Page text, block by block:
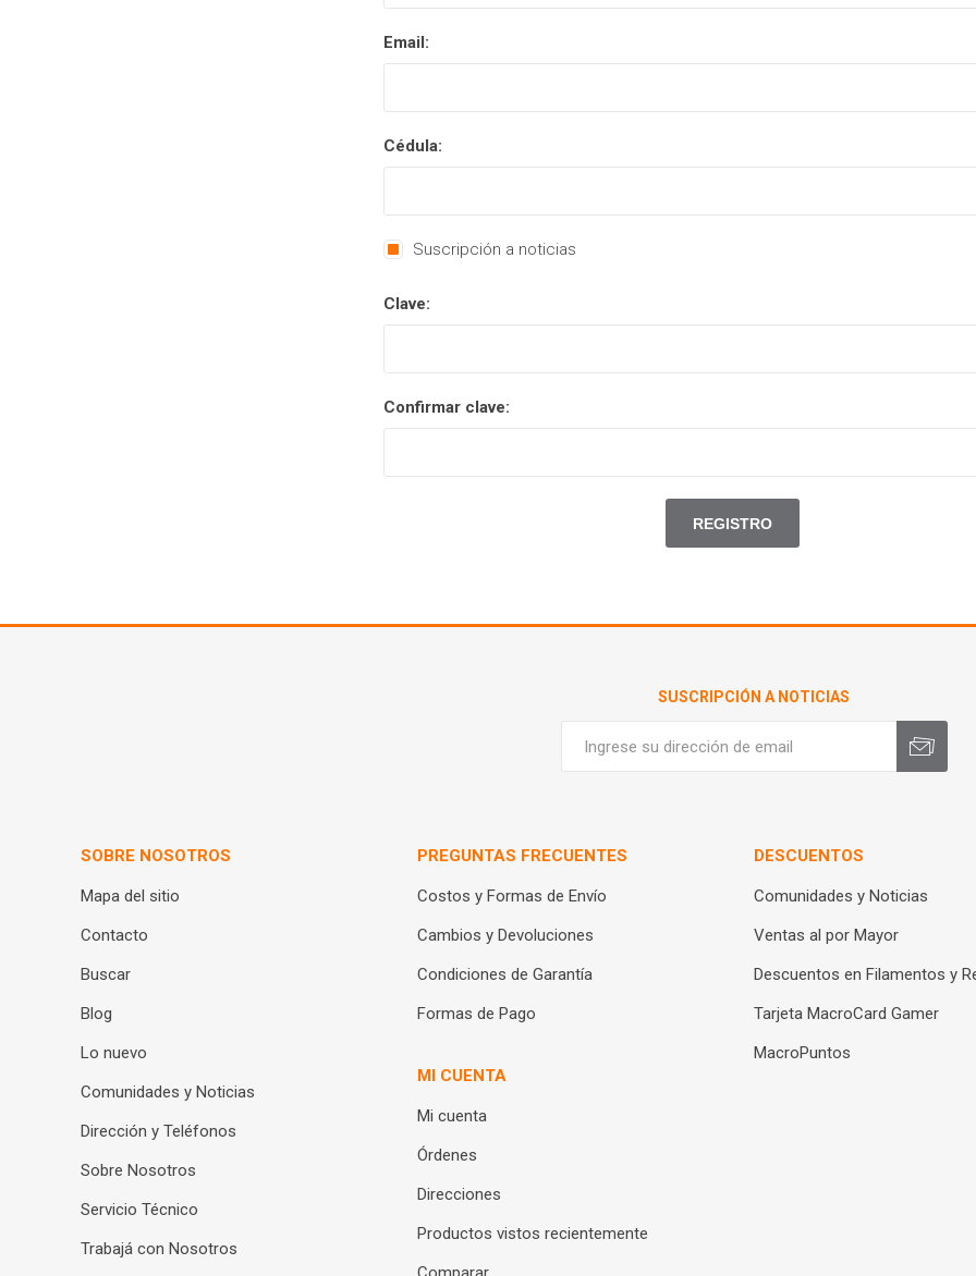
Email:
Cédula:
Suscripción a noticias
Clave:
Confirmar clave:
SUSCRIPCIÓN A NOTICIAS
SOBRE NOSOTROS
Mapa del sitio
Contacto
Buscar
Blog
Lo nuevo
Comunidades y Noticias
Dirección y Teléfonos
Sobre Nosotros
Servicio Técnico
Trabajá con Nosotros
PREGUNTAS FRECUENTES
Costos y Formas de Envío
Cambios y Devoluciones
Condiciones de Garantía
Formas de Pago
MI CUENTA
Mi cuenta
Órdenes
Direcciones
Productos vistos recientemente
DESCUENTOS
Comunidades y Noticias
Ventas al por Mayor
Descuentos en Filamentos y
Tarjeta MacroCard Gamer
MacroPuntos